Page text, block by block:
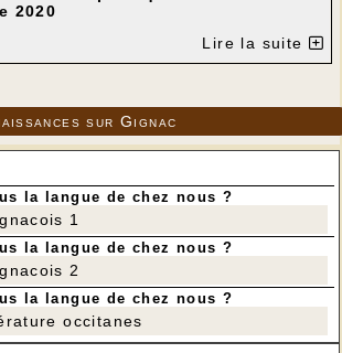
2020
Lire la suite
sur Gignac
la langue de chez nous ?
1
la langue de chez nous ?
2
la langue de chez nous ?
occitanes